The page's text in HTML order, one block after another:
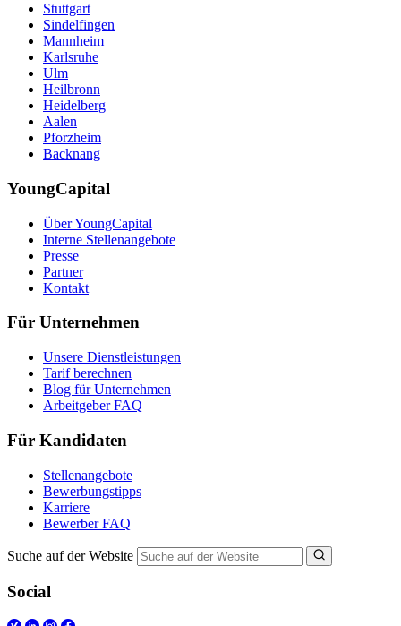
Stuttgart
Sindelfingen
Mannheim
Karlsruhe
Ulm
Heilbronn
Heidelberg
Aalen
Pforzheim
Backnang
YoungCapital
Über YoungCapital
Interne Stellenangebote
Presse
Partner
Kontakt
Für Unternehmen
Unsere Dienstleistungen
Tarif berechnen
Blog für Unternehmen
Arbeitgeber FAQ
Für Kandidaten
Stellenangebote
Bewerbungstipps
Karriere
Bewerber FAQ
Suche auf der Website
Social